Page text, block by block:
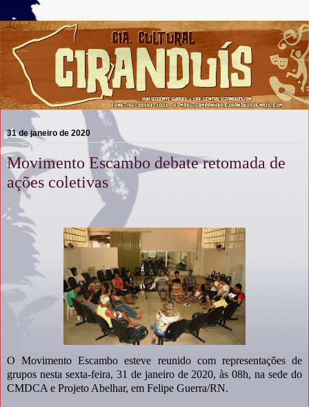
31 de janeiro de 2020
Movimento Escambo debate retomada de
ações coletivas
O Movimento Escambo esteve reunido com representações de
grupos nesta sexta-feira, 31 de janeiro de 2020, às 08h, na sede do
CMDCA e Projeto Abelhar, em Felipe Guerra/RN.